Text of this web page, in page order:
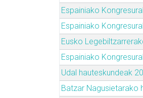
Espainiako
Espainiako
Eusko
Espainiako
Udal hauteskundeak
Batzar Nagusietarako